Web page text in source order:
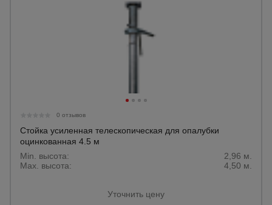
0 отзывов
Стойка усиленная телескопическая для опалубки
оцинкованная 4.5 м
Min. высота:
2,96 м.
Max. высота:
4,50 м.
Уточнить цену
Штукатурные
комплекты
аппараты
Металл и